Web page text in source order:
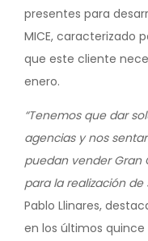
presentes para
MICE, caracterizado
que este cliente
enero.
“Tenemos que dar
agencias y nos
puedan vender Gran
para la realización de
Pablo Llinares,
en los últimos quince